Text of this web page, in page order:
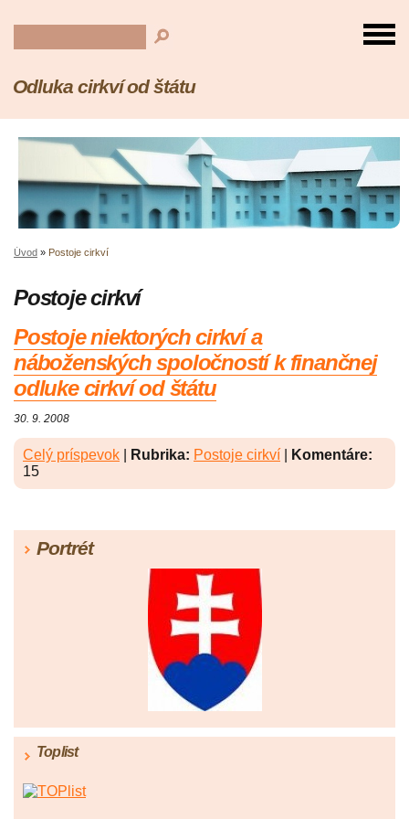
Odluka cirkví od štátu
Úvod » Postoje cirkví
Postoje cirkví
Postoje niektorých cirkví a
náboženských spoločností k finančnej
odluke cirkví od štátu
30. 9. 2008
Celý príspevok Rubrika: Postoje cirkví
Komentáre:
15
Portrét
Toplist